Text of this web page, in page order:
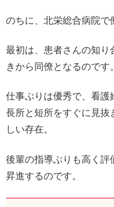
のちに、北栄総合病院で
最初は、患者さんの知り
きから同僚となるのです。
仕事ぶりは優秀で、看護
長所と短所をすぐに見抜
しい存在。
後輩の指導ぶりも高く評
昇進するのです。